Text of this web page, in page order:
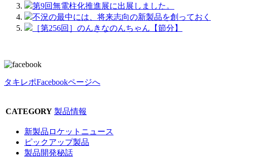
第9回無電柱化推進展に出展しました。
不況の最中には、将来志向の新製品を創っておく
［第256回］のんきなのんちゃん【節分】
タキレポFacebookページへ
CATEGORY 製品情報
新製品ロケットニュース
ピックアップ製品
製品開発秘話